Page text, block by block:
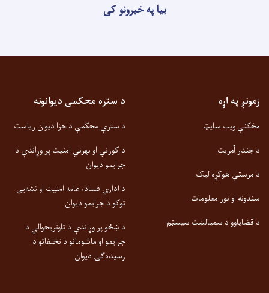
بیا په خبرونو کی
زمونږ په اړه
مخکنې ویب سایټ
د جندر آمریت
د مرستې هوکړه لیک
سندونه او نور معلومات
د قضایاوو د سمبالښت سیسټم
د ستره محکمی دیوانونه
د سترې محکمې د جزا دیوان ریاست
د کورني او بهرني امنیت پر وړاندې د
جرایمو دیوان
د اداري فساد، عامه امنیت او نشه‌یی
توکو د جرایمو دیوان
د ښځو پر وړاندې د تاوتریخوالي د
جرایمو او ماشومانو د تخلفاتو د
رسیده‌ګۍ دیوان